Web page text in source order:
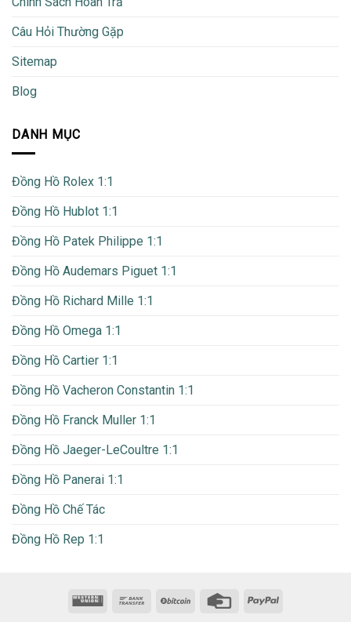
Câu Hỏi Thường Gặp
Sitemap
Blog
DANH MỤC
Đồng Hồ Rolex 1:1
Đồng Hồ Hublot 1:1
Đồng Hồ Patek Philippe 1:1
Đồng Hồ Audemars Piguet 1:1
Đồng Hồ Richard Mille 1:1
Đồng Hồ Omega 1:1
Đồng Hồ Cartier 1:1
Đồng Hồ Vacheron Constantin 1:1
Đồng Hồ Franck Muller 1:1
Đồng Hồ Jaeger-LeCoultre 1:1
Đồng Hồ Panerai 1:1
Đồng Hồ Chế Tác
Đồng Hồ Rep 1:1